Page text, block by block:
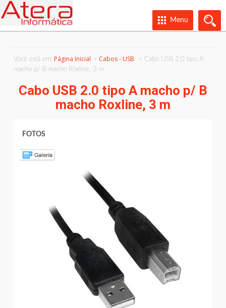
Menu
Você está em: Página Inicial Cabos - USB
Cabo USB 2.0 tipo A
macho p/ B macho Roxline, 3 m
Cabo USB 2.0 tipo A macho p/ B
macho Roxline, 3 m
FOTOS